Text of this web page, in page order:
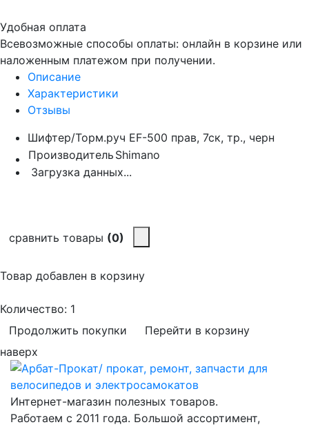
Удобная оплата
Всевозможные способы оплаты: онлайн в корзине или
наложенным платежом при получении.
Описание
Характеристики
Отзывы
Шифтер/Торм.руч EF-500 прав, 7ск, тр., черн
Производитель Shimano
Загрузка данных...
сравнить товары (0)
Товар добавлен в корзину
Количество: 1
Продолжить покупки
Перейти в корзину
наверх
Интернет-магазин полезных товаров.
Работаем с 2011 года. Большой ассортимент,